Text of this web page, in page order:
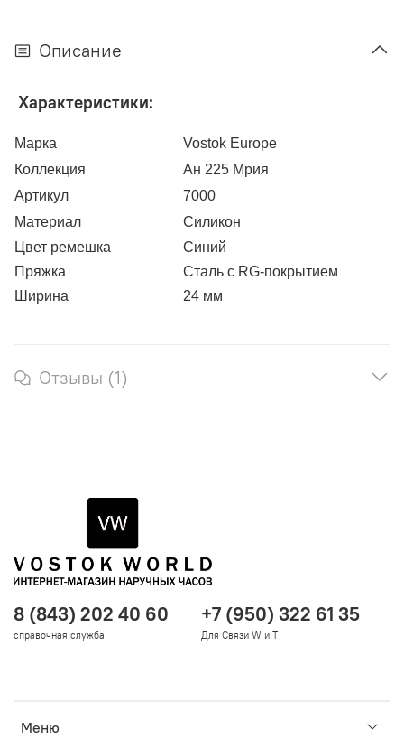
Описание
Характеристики:
Марка
Vostok Europe
Коллекция
Ан 225 Мрия
Артикул
7000
Материал
Силикон
Цвет ремешка
Синий
Пряжка
Сталь с RG-покрытием
Ширина
24 мм
Отзывы (1)
Меню
8 (843) 202 40 60
справочная служба
+7 (950) 322 61 35
Для Связи W и T